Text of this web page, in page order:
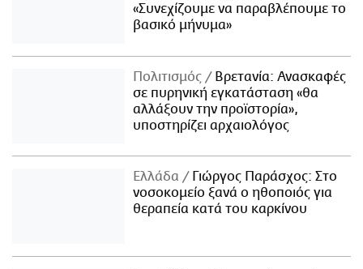
«Συνεχίζουμε να παραβλέπουμε το
βασικό μήνυμα»
Πολιτισμός
Βρετανία: Ανασκαφές
σε πυρηνική εγκατάσταση «θα
αλλάξουν την προϊστορία»,
υποστηρίζει αρχαιολόγος
Ελλάδα
Γιώργος Παράσχος: Στο
νοσοκομείο ξανά ο ηθοποιός για
θεραπεία κατά του καρκίνου